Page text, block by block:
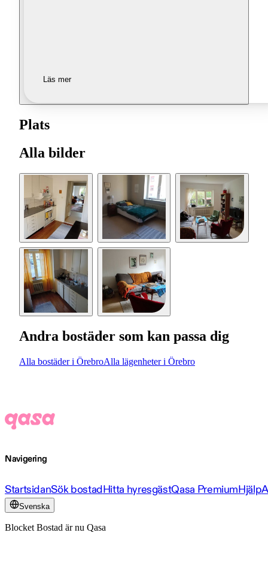
Läs mer
Plats
Alla bilder
Andra bostäder som kan passa dig
Alla bostäder i ÖrebroAlla lägenheter i Örebro
Navigering
StartsidanSök bostadHitta hyresgästQasa PremiumHjälp
Svenska
Blocket Bostad är nu Qasa